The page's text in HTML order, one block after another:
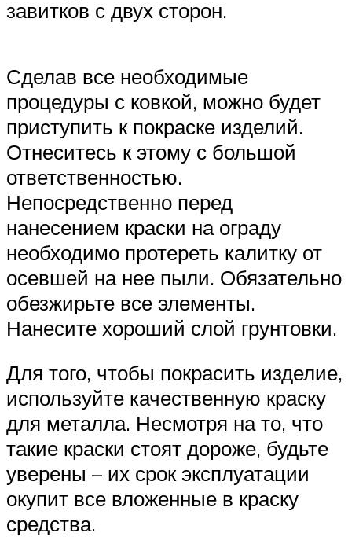
завитков с двух сторон.
Сделав все необходимые
процедуры с ковкой, можно будет
приступить к покраске изделий.
Отнеситесь к этому с большой
ответственностью.
Непосредственно перед
нанесением краски на ограду
необходимо протереть калитку от
осевшей на нее пыли. Обязательно
обезжирьте все элементы.
Нанесите хороший слой грунтовки.
Для того, чтобы покрасить изделие,
используйте качественную краску
для металла. Несмотря на то, что
такие краски стоят дороже, будьте
уверены – их срок эксплуатации
окупит все вложенные в краску
средства.